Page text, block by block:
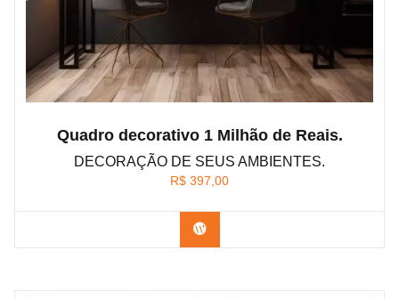
Quadro decorativo 1 Milhão de Reais.
DECORAÇÃO DE SEUS AMBIENTES.
R$ 397,00
Confira os modelos